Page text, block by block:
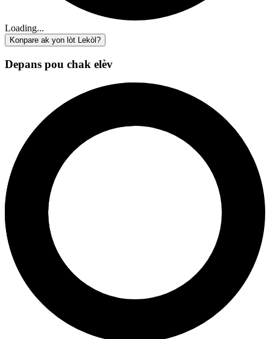
Loading...
Konpare ak yon lòt Lekòl?
Depans pou chak elèv